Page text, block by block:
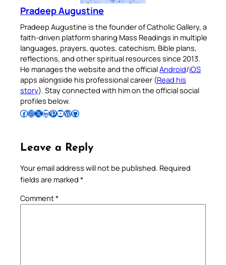
Pradeep Augustine
Pradeep Augustine is the founder of Catholic Gallery, a
faith-driven platform sharing Mass Readings in multiple
languages, prayers, quotes, catechism, Bible plans,
reflections, and other spiritual resources since 2013.
He manages the website and the officialAndroid/iOS
apps alongside his professional career (Read his
story). Stay connected with him on the official social
profiles below.
Follow Pradeep on Facebook Follow Pradeep on InstagramFollow Pradeep on X Follow Pradeep on LinkedIn Follow Pradeep on Pinterest Subscribe to Pradeep’s Youtube Channel Follow Pradeep on WordPress Follow Pradeep on GitHub
Leave a Reply
Your email address will not be published. Required
fields are marked *
Comment*